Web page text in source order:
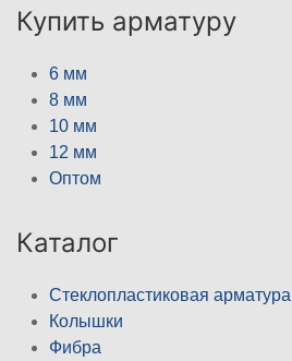
Купить арматуру
6 мм
8 мм
10 мм
12 мм
Оптом
Каталог
Стеклопластиковая арматура
Колышки
Фибра